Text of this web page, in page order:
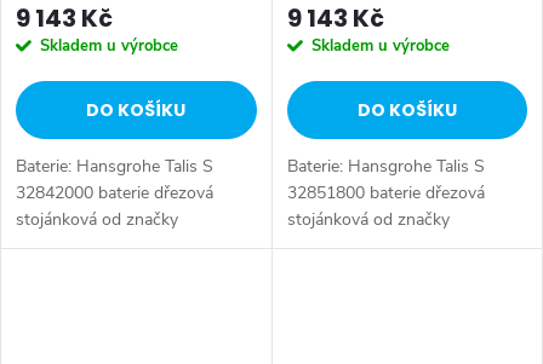
9 143 Kč
Skladem u výrobce
DO KOŠÍKU
Baterie: Hansgrohe Talis S
32842000 baterie dřezová
stojánková od značky
Hansgrohe. Série: Talis S. Typ
9 143 Kč
Skladem u výrobce
DO KOŠÍKU
Baterie: Hansgrohe Talis S
32851800 baterie dřezová
stojánková od značky
Hansgrohe. Série: Talis S. Typ